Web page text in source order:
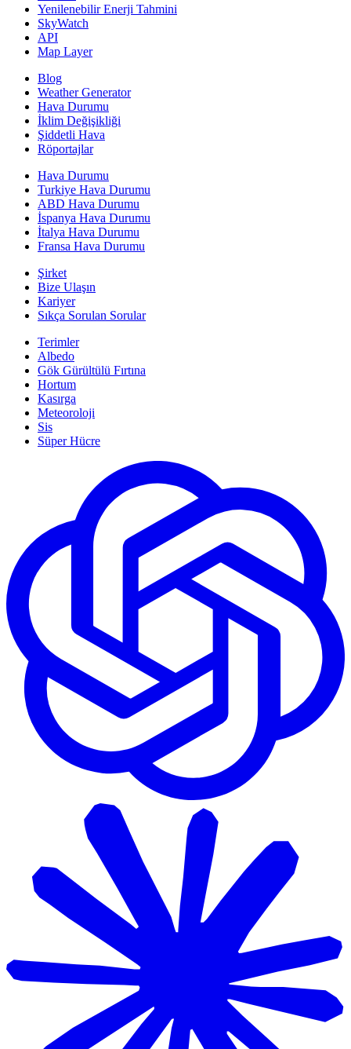
Yenilenebilir Enerji Tahmini
SkyWatch
API
Map Layer
Blog
Weather Generator
Hava Durumu
İklim Değişikliği
Şiddetli Hava
Röportajlar
Hava Durumu
Turkiye Hava Durumu
ABD Hava Durumu
İspanya Hava Durumu
İtalya Hava Durumu
Fransa Hava Durumu
Şirket
Bize Ulaşın
Kariyer
Sıkça Sorulan Sorular
Terimler
Albedo
Gök Gürültülü Fırtına
Hortum
Kasırga
Meteoroloji
Sis
Süper Hücre